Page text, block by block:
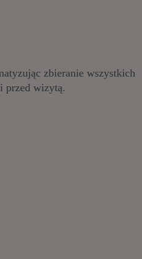
zbieranie wszystkich
przed wizytą.